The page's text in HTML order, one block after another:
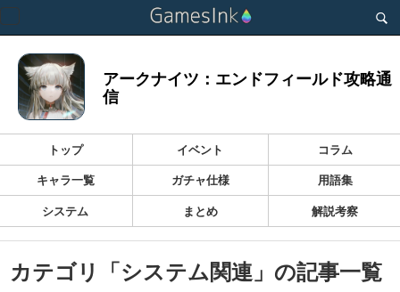
Toggle
アークナイツ：エンドフィールド攻略通
信
トップ イベント
コラム
キャラ一覧
ガチャ仕様
用語集
システム
まとめ 解説考察
カテゴリ「システム関連」の記事一覧